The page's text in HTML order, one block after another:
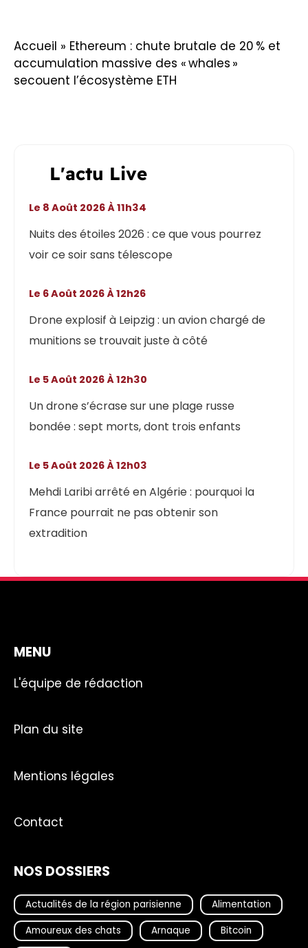
Accueil » Ethereum : chute brutale de 20 % et
accumulation massive des « whales »
secouent l’écosystème ETH
L'actu Live
Nuits des étoiles 2026 : ce que vous pourrez
voir ce soir sans télescope
Le 8 Août 2026 À 11h34
Drone explosif à Leipzig : un avion chargé de
munitions se trouvait juste à côté
Le 6 Août 2026 À 12h26
Un drone s’écrase sur une plage russe
bondée : sept morts, dont trois enfants
Le 5 Août 2026 À 12h30
Mehdi Laribi arrêté en Algérie : pourquoi la
France pourrait ne pas obtenir son
extradition
Le 5 Août 2026 À 12h03
MENU
L'équipe de rédaction
Plan du site
Mentions légales
Contact
NOS DOSSIERS
Actualités de la région parisienne
Alimentation
Amoureux des chats
Arnaque Bitcoin